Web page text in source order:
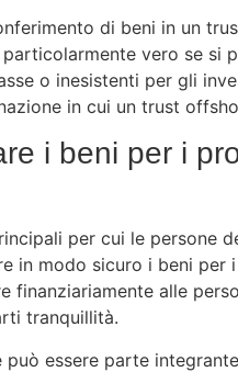
di beni in un
vero se si
o inesistenti per gli
in cui un trust
i beni per i
per cui le persone
in modo sicuro i beni per
finanziariamente alle
tranquillità.
essere parte